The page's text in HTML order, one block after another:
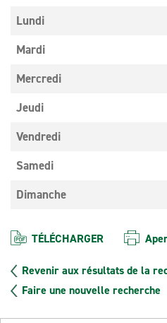
Lundi
Mardi
Mercredi
Jeudi
Vendredi
Samedi
Dimanche
TÉLÉCHARGER
Revenir aux résultats de la
Faire une nouvelle recherche